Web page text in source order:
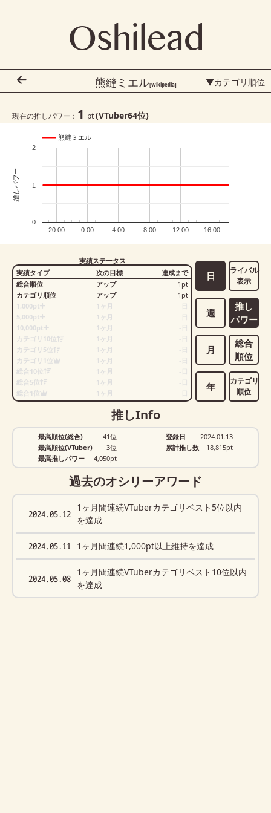
Oshilead
熊縫ミエル[Wikipedia] ▼カテゴリ順位
現在の推しパワー： 1 pt(VTuber64位)
熊縫ミエル
20:00 0:00 4:00 8:00 12:00 16:00
0
1
2
推しパワー
実績ステータス
実績タイプ
次の目標
達成まで
総合順位
アップ 1 pt
カテゴリ順位
アップ 1 pt
1,000pt
1ヶ月
日
5,000pt
1ヶ月
日
10,000pt
1ヶ月
日
カテゴリ10位
1ヶ月
日
カテゴリ5位
1ヶ月
日
カテゴリ1位
1ヶ月
日
総合10位
1ヶ月
日
総合5位
1ヶ月
日
総合1位
1ヶ月 日
日
週
月
年
ライバル
表示
推し
パワー
総合
順位
カテゴリ
順位
推しInfo
最高順位(総合)
41位
最高順位(VTuber)
3位
最高推しパワー
4,050pt
登録日
2024.01.13
累計推し数
18,815pt
過去のオシリーアワード
2024.05.12
1ヶ月間連続VTuberカテゴリベスト5位以内
を達成
2024.05.11 1ヶ月間連続1,000pt以上維持を達成
2024.05.08
1ヶ月間連続VTuberカテゴリベスト10位以内
を達成